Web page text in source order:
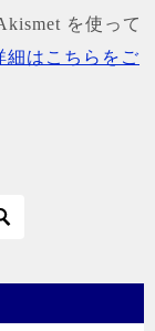
を使って
細はこちらをご